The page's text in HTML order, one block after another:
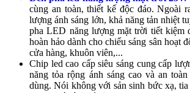
cùng an toàn, thiết kế độc đáo. Ngoài
lượng ánh sáng lớn, khả năng tản nhiệt
pha LED năng lượng mặt trời tiết kiệm
hoàn hảo dành cho chiếu sáng sân hoạt
cửa hàng, khuôn viên,...
Chip led cao cấp siêu sáng cung cấp
năng tỏa rộng ánh sáng cao và an
dùng. Nói không với sản sinh bức xạ,